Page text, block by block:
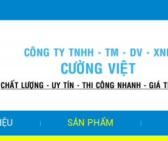
SẢN PHẨM